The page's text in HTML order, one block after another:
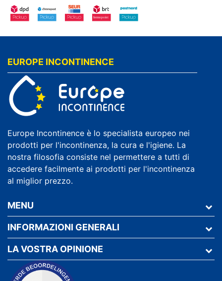
EUROPE INCONTINENCE
Europe Incontinence è lo specialista europeo nei
prodotti per l'incontinenza, la cura e l'igiene. La
nostra filosofia consiste nel permettere a tutti di
accedere facilmente ai prodotti per l'incontinenza
al miglior prezzo.
MENU
INFORMAZIONI GENERALI
LA VOSTRA OPINIONE